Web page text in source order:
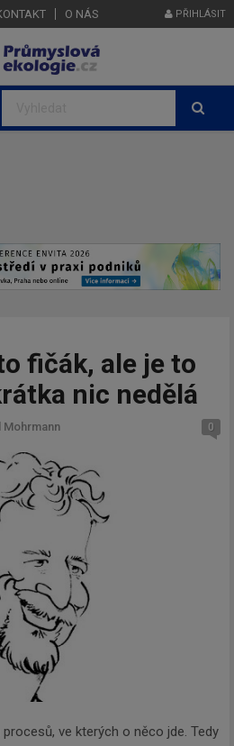
O NÁS PŘIHLÁSIT
fičák, ale je to
nic nedělá
Mohrmann 0
ve kterých o něco jde. Tedy